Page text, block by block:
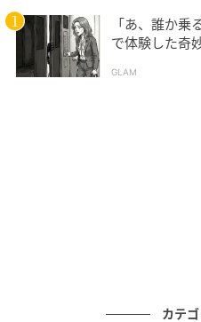
スキントーンにマッチする
バイユア セラムフィ
「あ、誰か乗
で体験した奇
GLAM
カテ